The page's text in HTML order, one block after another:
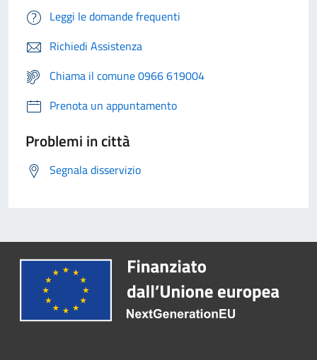
Leggi le domande frequenti
Richiedi Assistenza
Chiama il comune 0966 619004
Prenota un appuntamento
Problemi in città
Segnala disservizio